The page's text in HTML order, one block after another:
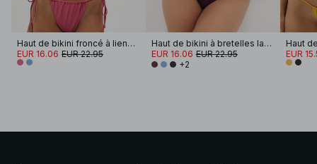
Haut de bikini froncé à liens au niveau des épaules
EUR 16.06 EUR 22.95
Haut de bikini à bretelles larges
EUR 16.06 EUR 22.95
+2
EUR